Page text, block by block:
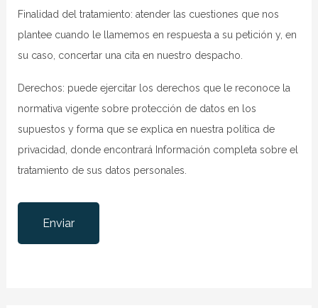
Finalidad del tratamiento: atender las cuestiones que nos
plantee cuando le llamemos en respuesta a su petición y, en
su caso, concertar una cita en nuestro despacho.
Derechos: puede ejercitar los derechos que le reconoce la
normativa vigente sobre protección de datos en los
supuestos y forma que se explica en nuestra política de
privacidad
, donde encontrará Información completa sobre el
tratamiento de sus datos personales.
Por favor, deja este campo vacío.